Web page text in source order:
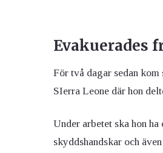
Evakuerades
För två dagar sedan
SIerra Leone där hon
Under arbetet ska hon
skyddshandskar och